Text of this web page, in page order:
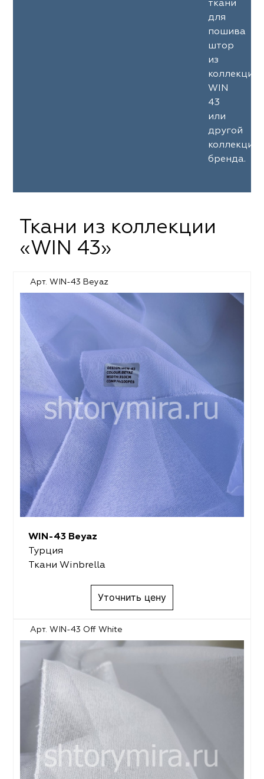
ткани
для
пошива
штор
из
WIN
43
или
другой
коллекции
бренда.
Ткани из коллекции
«WIN 43»
Арт. WIN-43 Beyaz
WIN-43 Beyaz
Турция
Ткани Winbrella
Уточнить цену
Арт. WIN-43 Off White